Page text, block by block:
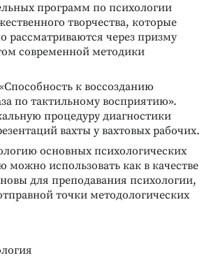
программ по психологии
творчества, которые
рассматриваются через призму
современной методики
к воссозданию
по тактильному восприятию».
процедуру диагностики
вахты у вахтовых рабочих.
основных психологических
можно использовать как в качестве
для преподавания психологии,
точки методологических